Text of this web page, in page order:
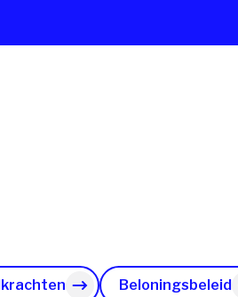
Beloningsbeleid